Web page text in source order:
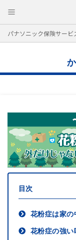
パナソニック保険サービ
目次
花粉症は家の
花粉症の強い